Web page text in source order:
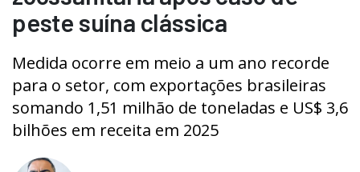
peste suína clássica
Medida ocorre em meio a um ano recorde
para o setor, com exportações brasileiras
somando 1,51 milhão de toneladas e US$ 3,6
bilhões em receita em 2025